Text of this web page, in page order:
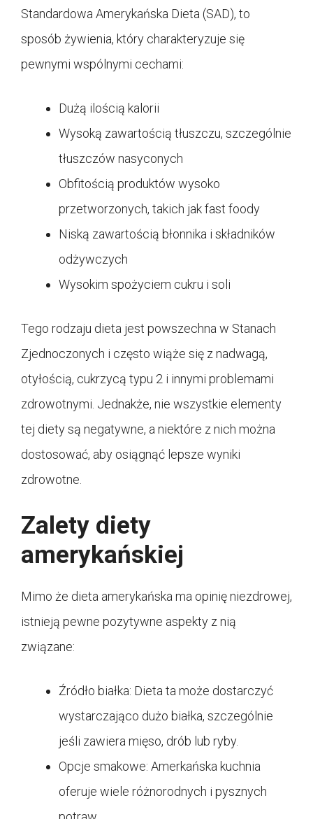
Standardowa Amerykańska Dieta (SAD), to
sposób żywienia, który charakteryzuje się
pewnymi wspólnymi cechami:
Dużą ilością kalorii
Wysoką zawartością tłuszczu, szczególnie
tłuszczów nasyconych
Obfitością produktów wysoko
przetworzonych, takich jak fast foody
Niską zawartością błonnika i składników
odżywczych
Wysokim spożyciem cukru i soli
Tego rodzaju dieta jest powszechna w Stanach
Zjednoczonych i często wiąże się z nadwagą,
otyłością, cukrzycą typu 2 i innymi problemami
zdrowotnymi. Jednakże, nie wszystkie elementy
tej diety są negatywne, a niektóre z nich można
dostosować, aby osiągnąć lepsze wyniki
zdrowotne.
Zalety diety
amerykańskiej
Mimo że dieta amerykańska ma opinię niezdrowej,
istnieją pewne pozytywne aspekty z nią
związane:
Źródło białka: Dieta ta może dostarczyć
wystarczająco dużo białka, szczególnie
jeśli zawiera mięso, drób lub ryby.
Opcje smakowe: Amerkańska kuchnia
oferuje wiele różnorodnych i pysznych